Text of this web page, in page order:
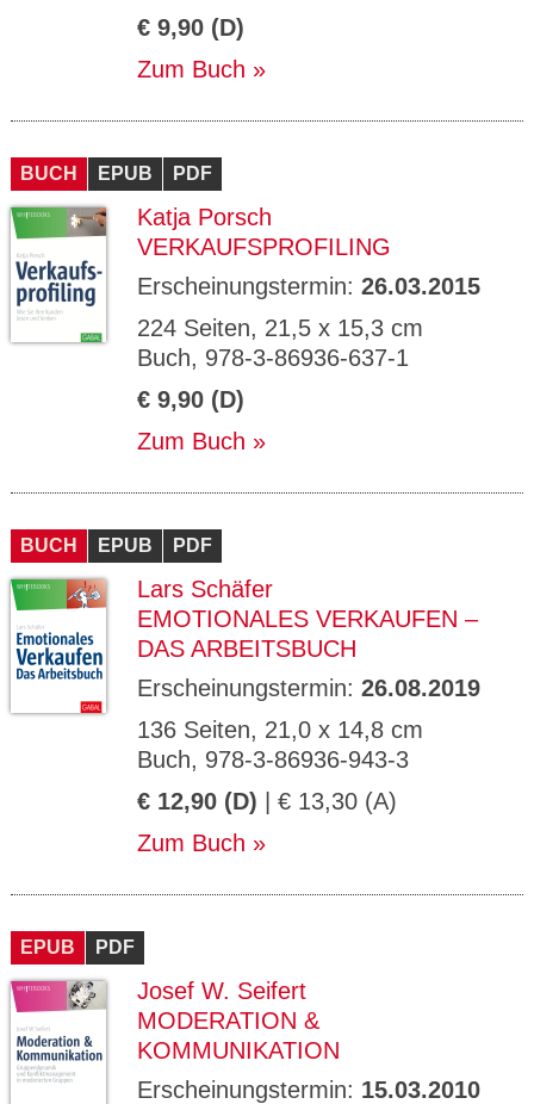
€ 9,90 (D)
Zum Buch
BUCH EPUB PDF
Katja Porsch
VERKAUFSPROFILING
Erscheinungstermin: 26.03.2015
224 Seiten, 21,5 x 15,3 cm
Buch, 978-3-86936-637-1
€ 9,90 (D)
Zum Buch
BUCH EPUB PDF
Lars Schäfer
EMOTIONALES VERKAUFEN –
DAS ARBEITSBUCH
Erscheinungstermin: 26.08.2019
136 Seiten, 21,0 x 14,8 cm
Buch, 978-3-86936-943-3
€ 12,90 (D) | € 13,30 (A)
Zum Buch
EPUB PDF
Josef W. Seifert
MODERATION &
KOMMUNIKATION
Erscheinungstermin: 15.03.2010